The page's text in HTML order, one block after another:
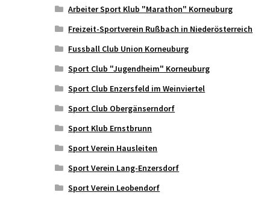
Arbeiter Sport Klub "Marathon" Korneuburg
Freizeit-Sportverein Rußbach in Niederösterreich
Fussball Club Union Korneuburg
Sport Club "Jugendheim" Korneuburg
Sport Club Enzersfeld im Weinviertel
Sport Club Obergänserndorf
Sport Klub Ernstbrunn
Sport Verein Hausleiten
Sport Verein Lang-Enzersdorf
Sport Verein Leobendorf